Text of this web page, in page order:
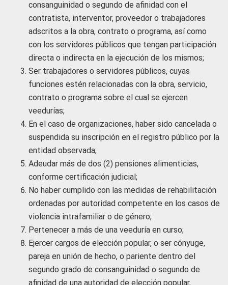
consanguinidad o segundo de afinidad con el
contratista, interventor, proveedor o trabajadores
adscritos a la obra, contrato o programa, así como
con los servidores públicos que tengan participación
directa o indirecta en la ejecución de los mismos;
Ser trabajadores o servidores públicos, cuyas
funciones estén relacionadas con la obra, servicio,
contrato o programa sobre el cual se ejercen
veedurías;
En el caso de organizaciones, haber sido cancelada o
suspendida su inscripción en el registro público por la
entidad observada;
Adeudar más de dos (2) pensiones alimenticias,
conforme certificación judicial;
No haber cumplido con las medidas de rehabilitación
ordenadas por autoridad competente en los casos de
violencia intrafamiliar o de género;
Pertenecer a más de una veeduría en curso;
Ejercer cargos de elección popular, o ser cónyuge,
pareja en unión de hecho, o pariente dentro del
segundo grado de consanguinidad o segundo de
afinidad de una autoridad de elección popular,